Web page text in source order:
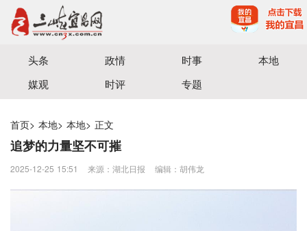
宜昌三峡融媒体中心主办
头条 政情 时事
本地
媒观
时评 专题
首页> 本地> 本地> 正文
追梦的力量坚不可摧
2025-12-25 15:51 来源：​湖北日报 编辑：胡伟龙